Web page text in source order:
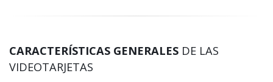
CARACTERÍSTICAS GENERALES DE LAS
VIDEOTARJETAS